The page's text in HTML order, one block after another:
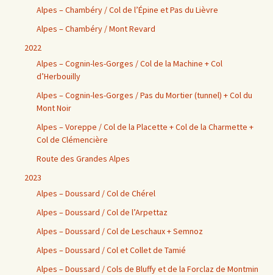
Alpes – Chambéry / Col de l’Épine et Pas du Lièvre
Alpes – Chambéry / Mont Revard
2022
Alpes – Cognin-les-Gorges / Col de la Machine + Col
d’Herbouilly
Alpes – Cognin-les-Gorges / Pas du Mortier (tunnel) + Col du
Mont Noir
Alpes – Voreppe / Col de la Placette + Col de la Charmette +
Col de Clémencière
Route des Grandes Alpes
2023
Alpes – Doussard / Col de Chérel
Alpes – Doussard / Col de l’Arpettaz
Alpes – Doussard / Col de Leschaux + Semnoz
Alpes – Doussard / Col et Collet de Tamié
Alpes – Doussard / Cols de Bluffy et de la Forclaz de Montmin